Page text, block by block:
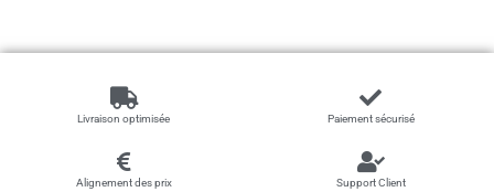
Livraison optimisée Paiement sécurisé
Alignement des prix Support Client